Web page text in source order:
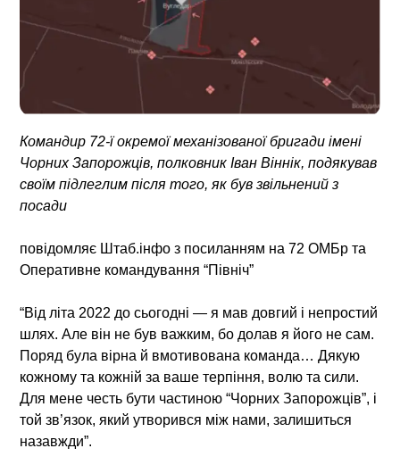
Командир 72-ї окремої механізованої бригади імені
Чорних Запорожців, полковник Іван Віннік, подякував
своїм підлеглим після того, як був звільнений з
посади
повідомляє Штаб.інфо з посиланням на 72 ОМБр та
Оперативне командування “Північ”
“Від літа 2022 до сьогодні — я мав довгий і непростий
шлях. Але він не був важким, бо долав я його не сам.
Поряд була вірна й вмотивована команда… Дякую
кожному та кожній за ваше терпіння, волю та сили.
Для мене честь бути частиною “Чорних Запорожців”, і
той зв’язок, який утворився між нами, залишиться
назавжди”.